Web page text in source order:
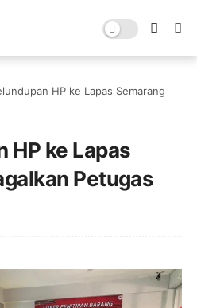
HP ke Lapas Semarang
HP ke Lapas
Petugas